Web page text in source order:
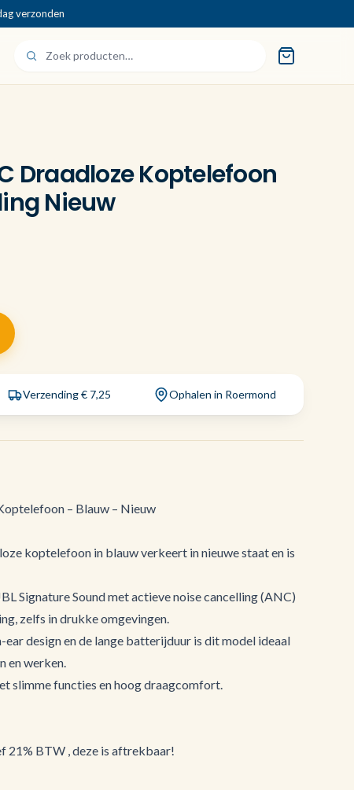
verzonden
Draadloze Koptelefoon
Nieuw
Verzending € 7,25 Ophalen in Roermond
– Blauw – Nieuw
koptelefoon in blauw verkeert in nieuwe staat en is
Signature Sound met actieve noise cancelling (ANC)
zelfs in drukke omgevingen.
design en de lange batterijduur is dit model ideaal
en werken.
slimme functies en hoog draagcomfort.
21% BTW , deze is aftrekbaar!